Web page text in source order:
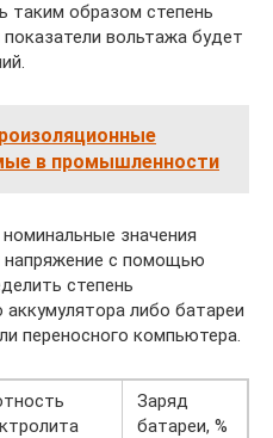
таким образом степень
вольтажа будет
в промышленности
значения
напряжение с помощью
степень
либо батареи
переносного компьютера.
Заряд
батареи, %